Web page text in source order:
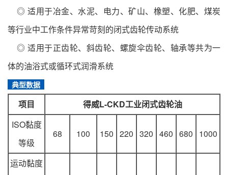
◎ 适用于冶金、水泥、电力、矿山、橡塑、化肥、煤炭
等行业中工作条件异常苛刻的闭式齿轮传动系统
◎ 适用于正齿轮、斜齿轮、螺旋伞齿轮、轴承等共为一
体的油浴式或循环式润滑系统
典型数据
项目
得威L-CKD工业闭式齿轮油
ISO黏度
等级
68 100 150 220 320 460 680 1000
运动黏度